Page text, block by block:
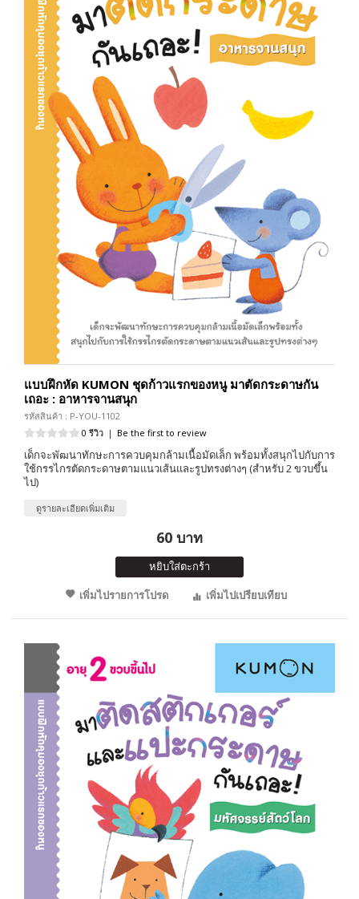
แบบฝึกหัด KUMON ชุดก้าวแรกของหนู มาตัดกระดาษกัน
เถอะ : อาหารจานสนุก
รหัสสินค้า : P-YOU-1102
0 รีวิว | Be the first to review
เด็กจะพัฒนาทักษะการควบคุมกล้ามเนื้อมัดเล็ก พร้อมทั้งสนุกไปกับการ
ใช้กรรไกรตัดกระดาษตามแนวเส้นและรูปทรงต่างๆ (สำหรับ 2 ขวบขึ้น
ไป)
ดูรายละเอียดเพิ่มเติม
60 บาท
หยิบใส่ตะกร้า
เพิ่มไปรายการโปรด
เพิ่มไปเปรียบเทียบ